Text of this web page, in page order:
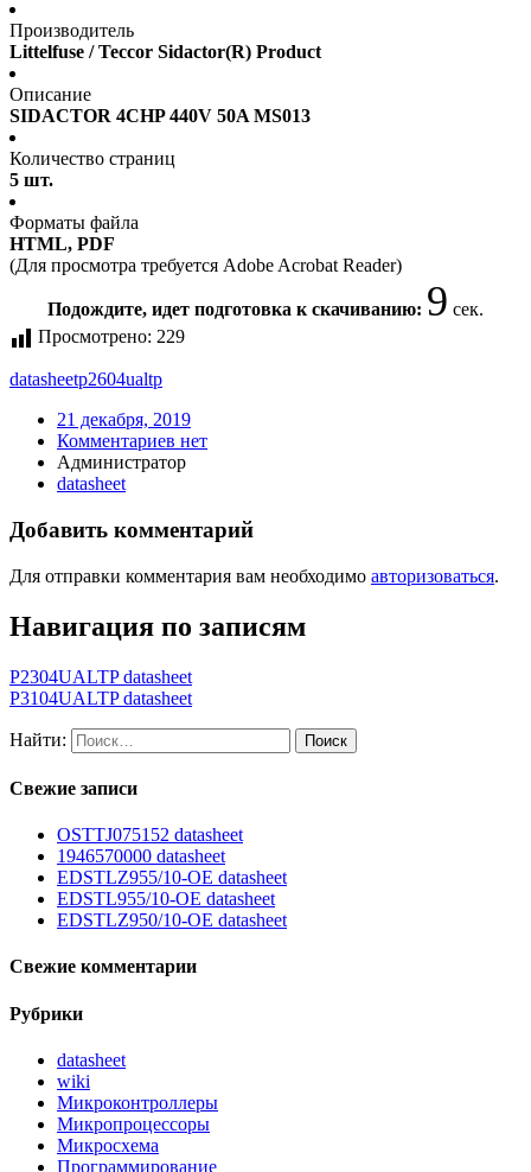
Производитель
Littelfuse / Teccor Sidactor(R) Product
Описание
SIDACTOR 4CHP 440V 50A MS013
Количество страниц
5 шт.
Форматы файла
HTML, PDF
(Для просмотра требуется Adobe Acrobat Reader)
Подождите, идет подготовка к скачиванию: 9 сек.
Просмотрено: 229
datasheetp2604ualtp
21 декабря, 2019
Комментариев нет
Администратор
datasheet
Добавить комментарий
Для отправки комментария вам необходимо авторизоваться.
Навигация по записям
P2304UALTP datasheet
P3104UALTP datasheet
Найти:
Свежие записи
OSTTJ075152 datasheet
1946570000 datasheet
EDSTLZ955/10-OE datasheet
EDSTL955/10-OE datasheet
EDSTLZ950/10-OE datasheet
Свежие комментарии
Рубрики
datasheet
wiki
Микроконтроллеры
Микропроцессоры
Микросхема
Программирование